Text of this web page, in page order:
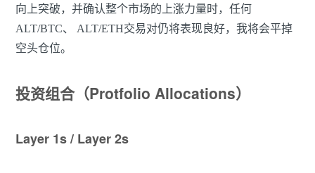
向上突破，并确认整个市场的上涨力量时，任何
ALT/BTC、 ALT/ETH交易对仍将表现良好，我将会平掉
空头仓位。
投资组合（Protfolio Allocations）
Layer 1s / Layer 2s